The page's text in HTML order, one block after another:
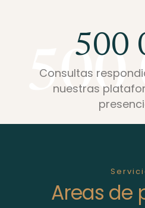
500
Consultas
nuestras
Areas de